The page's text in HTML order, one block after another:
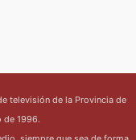
televisión de la Provincia de
de 1996.